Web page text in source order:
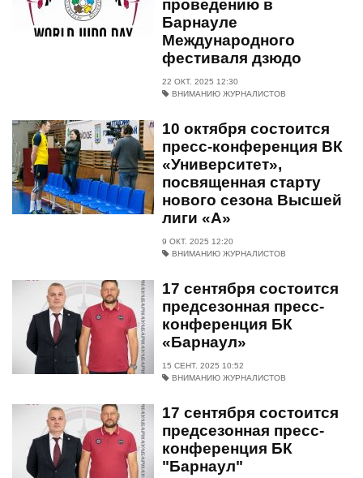
проведению в
Барнауле
Международного
фестиваля дзюдо
22 ОКТ. 2025 12:30
ВНИМАНИЮ ЖУРНАЛИСТОВ
10 октября состоится
пресс-конференция ВК
«Университет»,
посвященная старту
нового сезона Высшей
лиги «А»
9 ОКТ. 2025 12:20
ВНИМАНИЮ ЖУРНАЛИСТОВ
17 сентября состоится
предсезонная пресс-
конференция БК
«Барнаул»
15 СЕНТ. 2025 10:52
ВНИМАНИЮ ЖУРНАЛИСТОВ
17 сентября состоится
предсезонная пресс-
конференция БК
"Барнаул"